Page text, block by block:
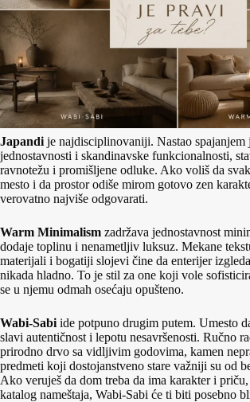
Japandi je najdisciplinovaniji. Nastao spajanjem
jednostavnosti i skandinavske funkcionalnosti,
ravnotežu i promišljene odluke. Ako voliš da
mesto i da prostor odiše mirom gotovo zen
verovatno najviše odgovarati.
Warm Minimalism zadržava jednostavnost
dodaje toplinu i nenametljiv luksuz. Mekane
materijali i bogatiji slojevi čine da enterijer
nikada hladno. To je stil za one koji vole
se u njemu odmah osećaju opušteno.
Wabi-Sabi ide potpuno drugim putem. Umesto
slavi autentičnost i lepotu nesavršenosti. Ručno
prirodno drvo sa vidljivim godovima, kamen
predmeti koji dostojanstveno stare važniji su od
Ako veruješ da dom treba da ima karakter i
katalog nameštaja, Wabi-Sabi će ti biti posebno